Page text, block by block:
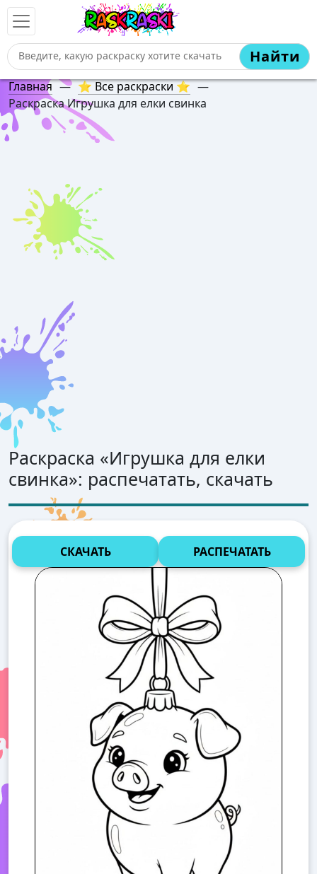
Найти
Главная — ⭐ Все раскраски ⭐ —
Раскраска Игрушка для елки свинка
Раскраска «Игрушка для елки
свинка»: распечатать, скачать
СКАЧАТЬ РАСПЕЧАТАТЬ